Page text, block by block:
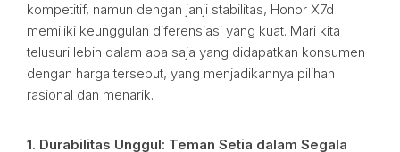
kompetitif, namun dengan janji stabilitas, Honor X7d
memiliki keunggulan diferensiasi yang kuat. Mari kita
telusuri lebih dalam apa saja yang didapatkan konsumen
dengan harga tersebut, yang menjadikannya pilihan
rasional dan menarik.
1. Durabilitas Unggul: Teman Setia dalam Segala